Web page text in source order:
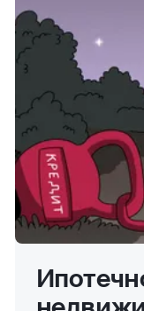
Страхование
Калькулятор
Дом в ипотеке
Квартира в